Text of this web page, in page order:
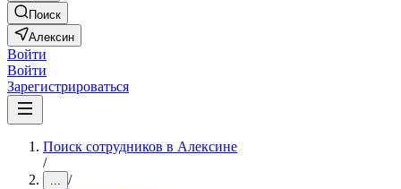
Поиск
Алексин
Войти
Войти
Зарегистрироваться
Поиск сотрудников в Алексине
/
... /